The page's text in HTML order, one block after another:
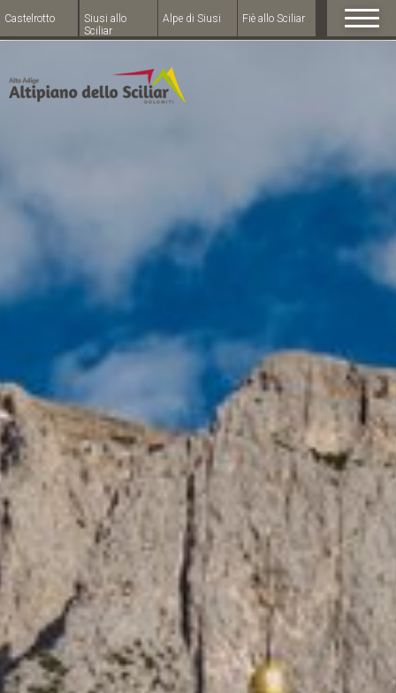
Castelrotto
Siusi allo
Sciliar
Alpe di Siusi Fiè allo Sciliar